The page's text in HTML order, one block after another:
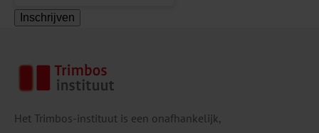
Inschrijven
Het Trimbos-instituut is een onafhankelijk,